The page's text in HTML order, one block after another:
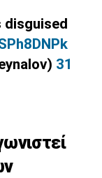
disguised
31